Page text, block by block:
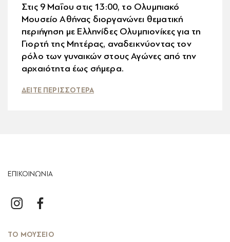
Στις 9 Μαΐου στις 13:00, το Ολυμπιακό
Μουσείο Αθήνας διοργανώνει θεματική
περιήγηση με Ελληνίδες Ολυμπιονίκες για τη
Γιορτή της Μητέρας, αναδεικνύοντας τον
ρόλο των γυναικών στους Αγώνες από την
αρχαιότητα έως σήμερα.
ΔΕΙΤΕ ΠΕΡΙΣΣΟΤΕΡΑ
ΕΠΙΚΟΙΝΩΝΙΑ
ΤΟ ΜΟΥΣΕΙΟ